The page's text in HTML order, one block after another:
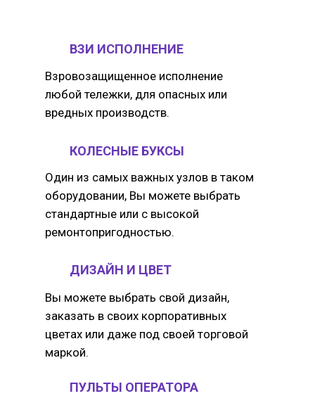
КОЛЕСНЫЕ БУКСЫ
Один из самых важных узлов в таком
оборудовании, Вы можете выбрать
стандартные или с высокой
ремонтопригодностью.
ДИЗАЙН И ЦВЕТ
Вы можете выбрать свой дизайн,
заказать в своих корпоративных
цветах или даже под своей торговой
маркой.
ПУЛЬТЫ ОПЕРАТОРА
ВЗИ ИСПОЛНЕНИЕ
Взровозащищенное исполнение
любой тележки, для опасных или
вредных производств.